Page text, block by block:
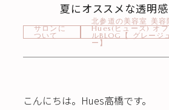
SHOP & STAFF
GALLERY
BLOG
夏にオススメな透明
サロンに
ついて
北参道の美容室 美容
Hues(ヒューズ) オ
ルBLOG【 グレージ
ー】
こんにちは。Hues高橋です。